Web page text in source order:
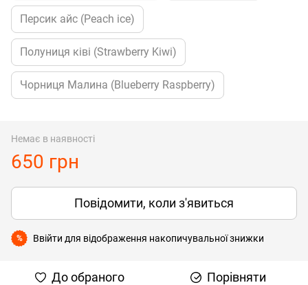
Персик айс (Peach ice)
Полуниця ківі (Strawberry Kiwi)
Чорниця Малина (Blueberry Raspberry)
Немає в наявності
650 грн
Повідомити, коли з'явиться
% Ввійти для відображення накопичувальної знижки
До обраного Порівняти